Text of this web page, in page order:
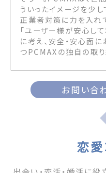
ういったイメージを少し
正業者対策に力を入れ
「ユーザー様が安心し
に考え、安全・安心面
つPCMAXの独自の取り
お問い合
恋愛